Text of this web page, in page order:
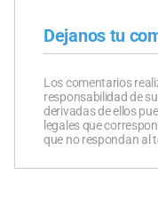
Dejanos tu
Los comentarios
responsabilidad de
derivadas de ellos
legales que
que no respondan al